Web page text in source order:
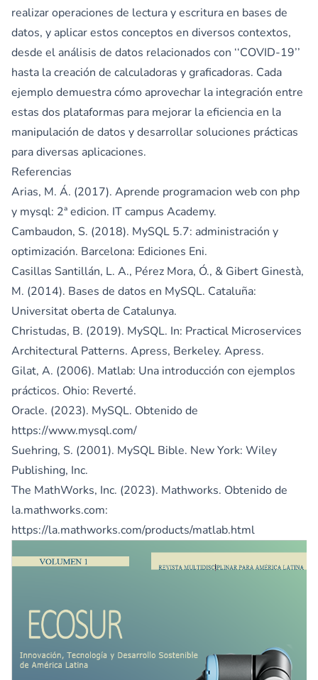
realizar operaciones de lectura y escritura en bases de
datos, y aplicar estos conceptos en diversos contextos,
desde el análisis de datos relacionados con ‘‘COVID-19’’
hasta la creación de calculadoras y graficadoras. Cada
ejemplo demuestra cómo aprovechar la integración entre
estas dos plataformas para mejorar la eficiencia en la
manipulación de datos y desarrollar soluciones prácticas
para diversas aplicaciones.
Referencias
Arias, M. Á. (2017). Aprende programacion web con php
y mysql: 2ª edicion. IT campus Academy.
Cambaudon, S. (2018). MySQL 5.7: administración y
optimización. Barcelona: Ediciones Eni.
Casillas Santillán, L. A., Pérez Mora, Ó., & Gibert Ginestà,
M. (2014). Bases de datos en MySQL. Cataluña:
Universitat oberta de Catalunya.
Christudas, B. (2019). MySQL. In: Practical Microservices
Architectural Patterns. Apress, Berkeley. Apress.
Gilat, A. (2006). Matlab: Una introducción con ejemplos
prácticos. Ohio: Reverté.
Oracle. (2023). MySQL. Obtenido de
https://www.mysql.com/
Suehring, S. (2001). MySQL Bible. New York: Wiley
Publishing, Inc.
The MathWorks, Inc. (2023). Mathworks. Obtenido de
la.mathworks.com:
https://la.mathworks.com/products/matlab.html